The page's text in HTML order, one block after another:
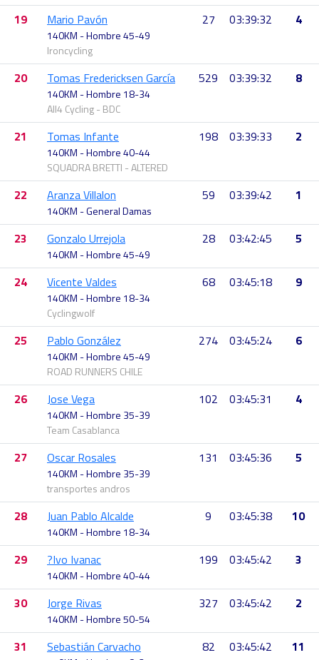
19 Mario Pavón
140KM - Hombre 45-49
Ironcycling
27 03:39:32 4
20 Tomas Fredericksen García
140KM - Hombre 18-34
All4 Cycling - BDC
529 03:39:32 8
21 Tomas Infante
140KM - Hombre 40-44
SQUADRA BRETTI - ALTERED
198 03:39:33 2
22 Aranza Villalon
140KM - General Damas
59 03:39:42 1
23 Gonzalo Urrejola
140KM - Hombre 45-49
28 03:42:45 5
24 Vicente Valdes
140KM - Hombre 18-34
Cyclingwolf
68 03:45:18 9
25 Pablo González
140KM - Hombre 45-49
ROAD RUNNERS CHILE
274 03:45:24 6
26 Jose Vega
140KM - Hombre 35-39
Team Casablanca
102 03:45:31 4
27 Oscar Rosales
140KM - Hombre 35-39
transportes andros
131 03:45:36 5
28 Juan Pablo Alcalde
140KM - Hombre 18-34
9 03:45:38 10
29 ?Ivo Ivanac
140KM - Hombre 40-44
199 03:45:42 3
30 Jorge Rivas
140KM - Hombre 50-54
327 03:45:42 2
31 Sebastián Carvacho 82 03:45:42 11